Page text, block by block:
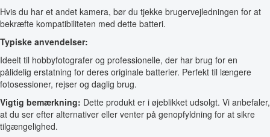
Hvis du har et andet kamera, bør du tjekke brugervejledningen for at
bekræfte kompatibiliteten med dette batteri.
Typiske anvendelser:
Ideelt til hobbyfotografer og professionelle, der har brug for en
pålidelig erstatning for deres originale batterier. Perfekt til længere
fotosessioner, rejser og daglig brug.
Vigtig bemærkning: Dette produkt er i øjeblikket udsolgt. Vi anbefaler,
at du ser efter alternativer eller venter på genopfyldning for at sikre
tilgængelighed.